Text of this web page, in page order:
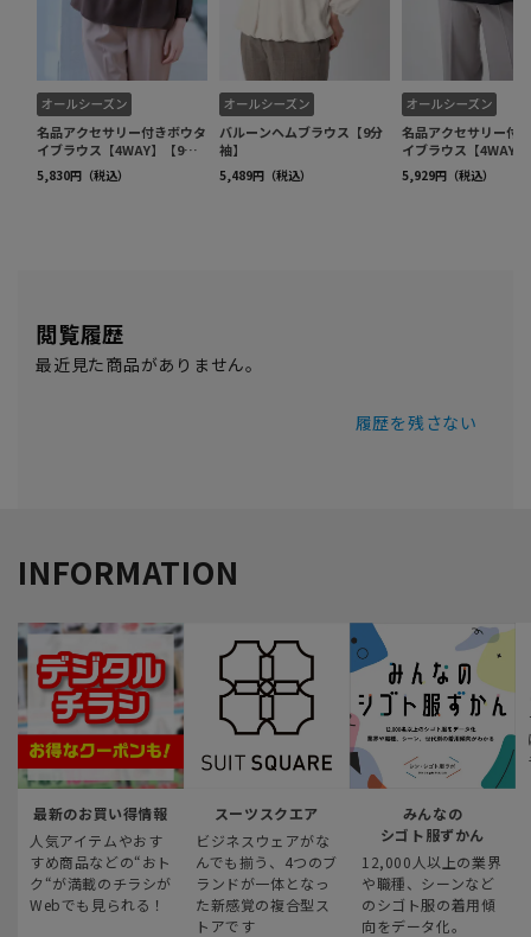
閲覧履歴
最近見た商品がありません。
履歴を残さない
INFORMATION
最新のお買い得情報
人気アイテムやおす
すめ商品などの“おト
ク“が満載のチラシが
Webでも見られる！
スーツスクエア
ビジネスウェアがな
んでも揃う、4つのブ
ランドが一体となっ
た新感覚の複合型ス
トアです
みんなの
シゴト服ずかん
12,000人以上の業界
や職種、シーンなど
のシゴト服の着用傾
向をデータ化。